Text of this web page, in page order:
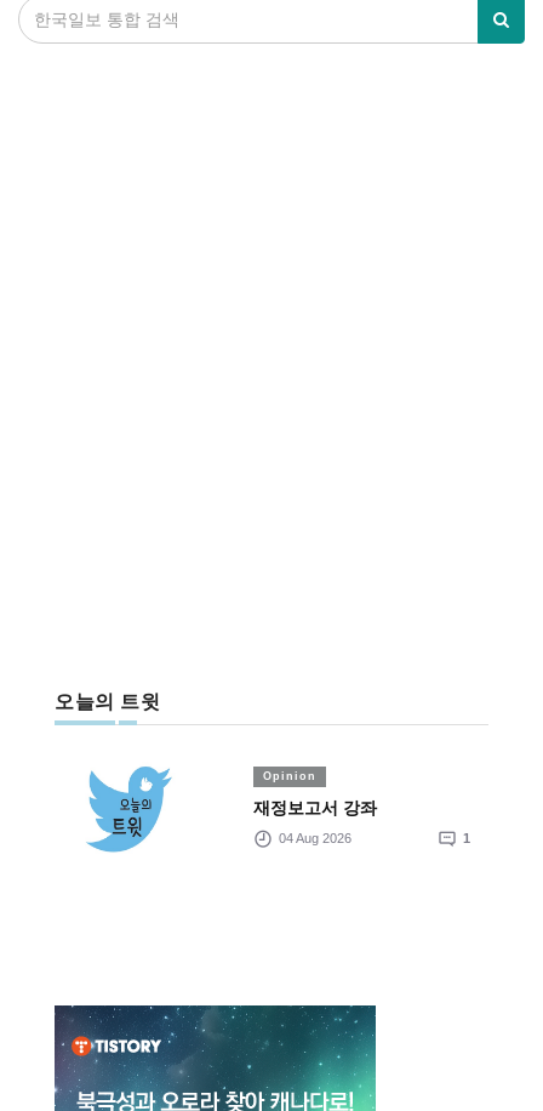
오늘의 트윗
Opinion
재정보고서 강좌
04 Aug 2026 1